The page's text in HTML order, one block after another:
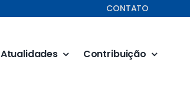
CONTATO
Atualidades Contribuição